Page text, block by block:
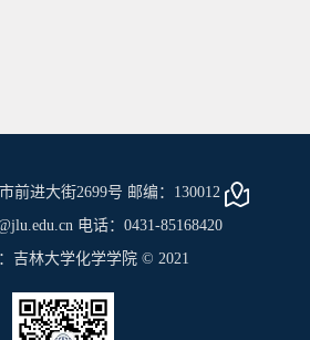
前进大街2699号 邮编：130012
电话：0431-85168420
吉林大学化学学院 © 2021